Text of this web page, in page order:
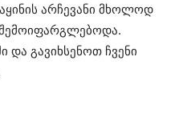
არჩევანი მხოლოდ
შემოიფარგლებოდა.
და გავიხსენოთ ჩვენი